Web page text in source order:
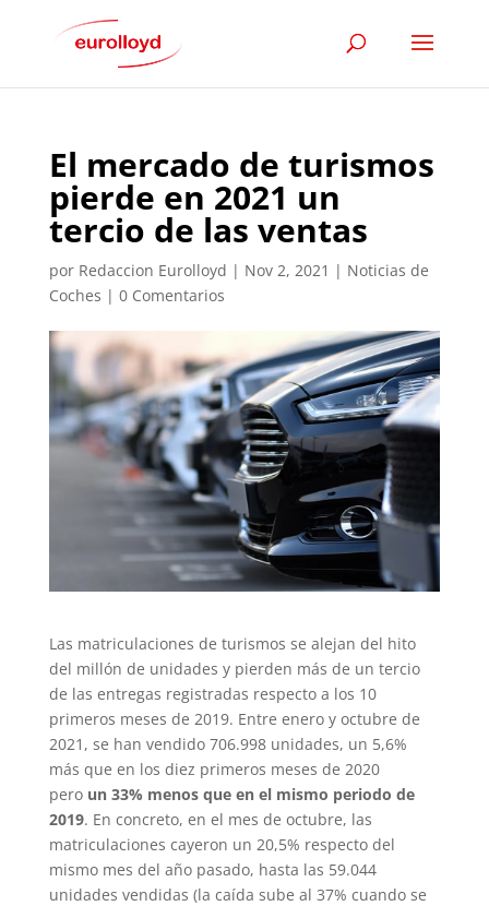
El mercado de turismos
pierde en 2021 un
tercio de las ventas
por Redaccion Eurolloyd | Nov 2, 2021 | Noticias de
Coches | 0 Comentarios
Las matriculaciones de turismos se alejan del hito
del millón de unidades y pierden más de un tercio
de las entregas registradas respecto a los 10
primeros meses de 2019. Entre enero y octubre de
2021, se han vendido 706.998 unidades, un 5,6%
más que en los diez primeros meses de 2020
pero un 33% menos que en el mismo periodo de
2019. En concreto, en el mes de octubre, las
matriculaciones cayeron un 20,5% respecto del
mismo mes del año pasado, hasta las 59.044
unidades vendidas (la caída sube al 37% cuando se